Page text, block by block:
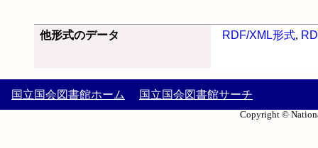
他形式のデータ RDF/XML形式,
国立国会図書館ホーム 国立国会図書館サーチ
Copyright ©